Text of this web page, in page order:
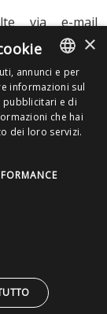
via e-mail
P.iva
ITALIAN
ENGLISH
×
annunci e per
informazioni sul
e di
che hai
dei loro servizi.